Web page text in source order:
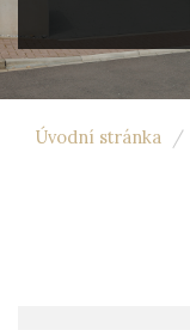
Úvodní stránka